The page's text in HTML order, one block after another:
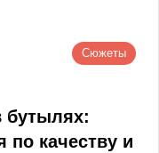
Сюжеты
бутылях:
по качеству и